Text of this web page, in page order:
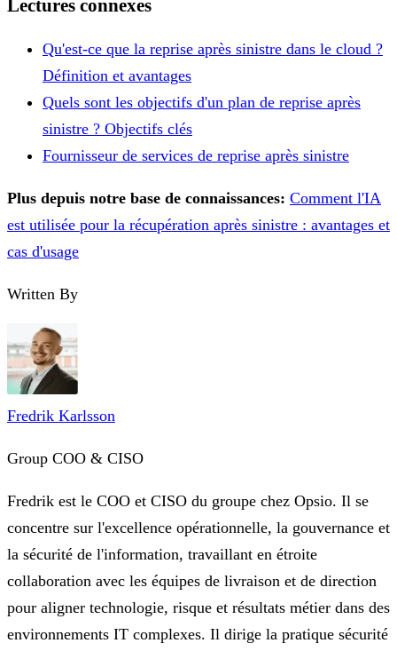
Lectures connexes
Qu'est-ce que la reprise après sinistre dans le cloud ?
Définition et avantages
Quels sont les objectifs d'un plan de reprise après
sinistre ? Objectifs clés
Fournisseur de services de reprise après sinistre
Plus depuis notre base de connaissances: Comment l'IA
est utilisée pour la récupération après sinistre : avantages et
cas d'usage
Written By
Fredrik Karlsson
Group COO & CISO
Fredrik est le COO et CISO du groupe chez Opsio. Il se
concentre sur l'excellence opérationnelle, la gouvernance et
la sécurité de l'information, travaillant en étroite
collaboration avec les équipes de livraison et de direction
pour aligner technologie, risque et résultats métier dans des
environnements IT complexes. Il dirige la pratique sécurité